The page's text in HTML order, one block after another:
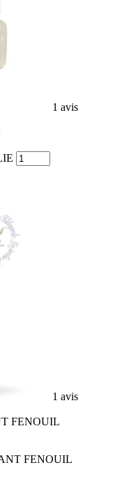
1 avis
1 avis
FENOUIL
FENOUIL